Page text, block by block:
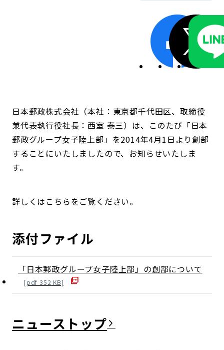
日本郵政株式会社（本社：東京都千代田区、取締役
兼代表執行役社長：西室 泰三）は、このたび「日本
郵政グループ女子陸上部」を2014年4月1日より創部
することにいたしましたので、お知らせいたしま
す。
詳しくはこちらをご覧ください。
添付ファイル
「日本郵政グループ女子陸上部」の創部について
[pdf 352 KB]
ニュース